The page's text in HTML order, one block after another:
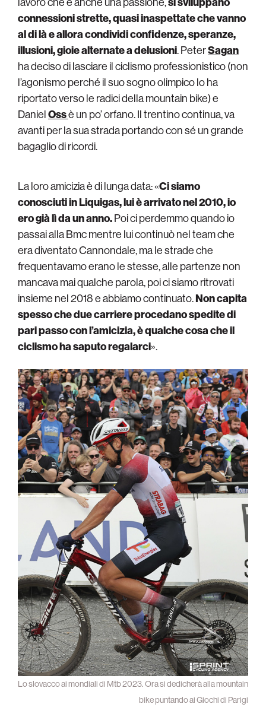
connessioni strette, quasi inaspettate che vanno
al di là e allora condividi confidenze, speranze,
illusioni, gioie alternate a delusioni. PeterSagan
ha deciso di lasciare il ciclismo professionistico (non
l’agonismo perché il suo sogno olimpico lo ha
riportato verso le radici della mountain bike) e
DanielOssè un po’ orfano. Il trentino continua, va
avanti per la sua strada portando con sé un grande
bagaglio di ricordi.
La loro amicizia è di lunga data: «Ci siamo
conosciuti in Liquigas, lui è arrivato nel 2010, io
ero già lì da un anno.Poi ci perdemmo quando io
passai alla Bmc mentre lui continuò nel team che
era diventato Cannondale, ma le strade che
frequentavamo erano le stesse, alle partenze non
mancava mai qualche parola, poi ci siamo ritrovati
insieme nel 2018 e abbiamo continuato.Non capita
spesso che due carriere procedano spedite di
pari passo con l’amicizia, è qualche cosa che il
ciclismo ha saputo regalarci».
Lo slovacco ai mondiali di Mtb 2023. Ora si dedicherà alla mountain
bike puntando ai Giochi di Parigi